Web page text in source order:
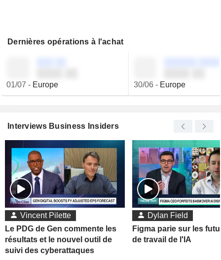
Dernières opérations à l'achat
01/07 - Europe 30/06- Europe
Interviews Business Insiders
Vincent Pilette
Le PDG de Gen commente les
résultats et le nouvel outil de
suivi des cyberattaques
Dylan Field
Figma parie sur les
de travail de l'IA